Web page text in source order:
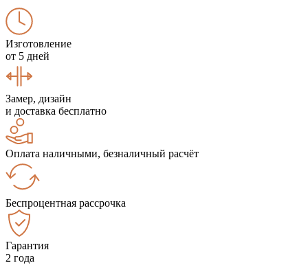
Изготовление
от 5 дней
Замер, дизайн
и доставка бесплатно
Оплата наличными, безналичный расчёт
Беспроцентная рассрочка
Гарантия
2 года